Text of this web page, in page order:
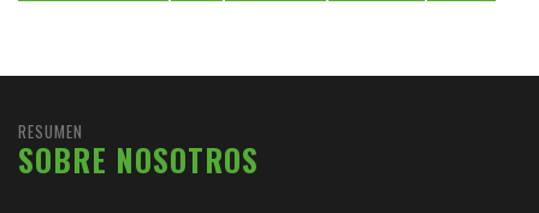
RESUMEN
SOBRE NOSOTROS